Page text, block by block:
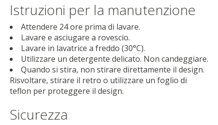
Istruzioni per la manutenzione
Attendere 24 ore prima di lavare.
Lavare e asciugare a rovescio.
Lavare in lavatrice a freddo (30°C).
Utilizzare un detergente delicato. Non candeggiare.
Quando si stira, non stirare direttamente il design.
Risvoltare, stirare il retro o utilizzare un foglio di
teflon per proteggere il design.
Sicurezza